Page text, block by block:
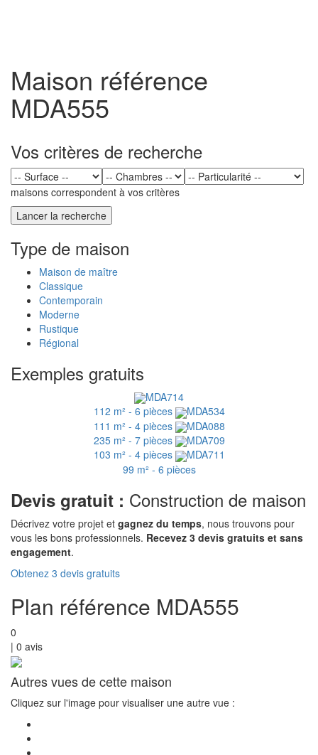
Maison référence
MDA555
Vos critères de recherche
maisons correspondent à vos critères
Type de maison
Maison de maître
Classique
Contemporain
Moderne
Rustique
Régional
Exemples gratuits
MDA714
112 m² - 6 pièces
MDA534
111 m² - 4 pièces
MDA088
235 m² - 7 pièces
MDA709
103 m² - 4 pièces
MDA711
99 m² - 6 pièces
Devis gratuit : Construction de maison
Décrivez votre projet et gagnez du temps, nous trouvons pour
vous les bons professionnels. Recevez 3 devis gratuits et sans
engagement.
Obtenez 3 devis gratuits
Plan référence MDA555
0
| 0 avis
Autres vues de cette maison
Cliquez sur l'image pour visualiser une autre vue :